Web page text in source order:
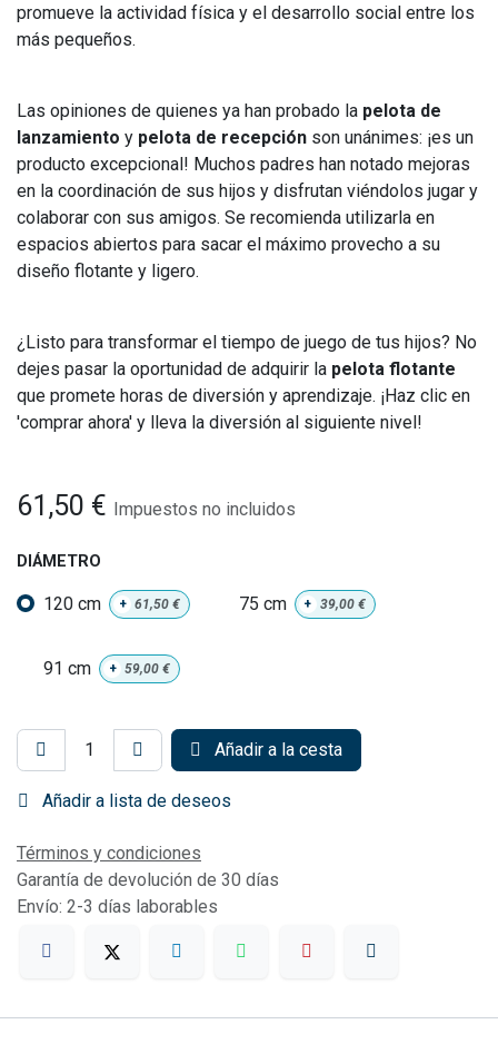
promueve la actividad física y el desarrollo social entre los
más pequeños.
Las opiniones de quienes ya han probado la pelota de
lanzamiento y pelota de recepción son unánimes: ¡es un
producto excepcional! Muchos padres han notado mejoras
en la coordinación de sus hijos y disfrutan viéndolos jugar y
colaborar con sus amigos. Se recomienda utilizarla en
espacios abiertos para sacar el máximo provecho a su
diseño flotante y ligero.
¿Listo para transformar el tiempo de juego de tus hijos? No
dejes pasar la oportunidad de adquirir la pelota flotante
que promete horas de diversión y aprendizaje. ¡Haz clic en
'comprar ahora' y lleva la diversión al siguiente nivel!
61,50 € Impuestos no incluidos
DIÁMETRO
120 cm + 61,50 € 75 cm + 39,00€
91 cm + 59,00 €
Añadir a la cesta
Añadir a lista de deseos
Términos y condiciones
Garantía de devolución de 30 días
Envío: 2-3 días laborables